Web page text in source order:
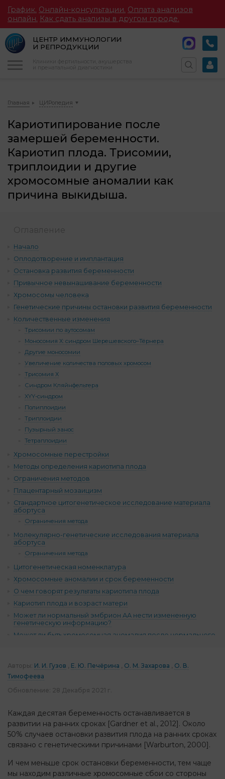
График. Онлайн-консультации. Оплата анализов
онлайн. Как сдать анализы в другом городе.
ЦЕНТР ИММУНОЛОГИИ
И РЕПРОДУКЦИИ
Клиники фертильности, акушерства
и пренатальной диагностики
Главная ЦИРопедия
Кариотипирование после
замершей беременности.
Кариотип плода. Трисомии,
триплоидии и другие
хромосомные аномалии как
причина выкидыша.
Оглавление
Начало
Оплодотворение и имплантация
Остановка развития беременности
Привычное невынашивание беременности
Хромосомы человека
Генетические причины остановки развития беременности
Количественные изменения
Трисомии по аутосомам
Моносомия Х: синдром Шерешевского–Тёрнера
Другие моносомии
Увеличение количества половых хромосом
Трисомия Х
Синдром Кляйнфельтера
XYY-синдром
Полиплоидии
Триплоидии
Пузырный занос
Тетраплоидии
Хромосомные перестройки
Методы определения кариотипа плода
Ограничения методов
Плацентарный мозаицизм
Стандартное цитогенетическое исследование материала
абортуса
Ограничения метода
Молекулярно-генетические исследования материала
абортуса
Ограничения метода
Цитогенетическая номенклатура
Хромосомные аномалии и срок беременности
О чем говорят результаты кариотипа плода
Кариотип плода и возраст матери
Может ли нормальный эмбрион АА нести измененную
генетическую информацию?
Может ли быть хромосомная аномалия после нормального
шанс!»
Комментарии (15)
Авторы: И. И. Гузов Е. Ю. Печёрина О. М. Захарова
О. В.
Тимофеева
Обновление: 28 Декабря 2021 г.
Каждая десятая беременность останавливается в
развитии на ранних сроках [Gardner et al., 2012]. Около
50% случаев остановки развития плода на ранних сроках
связано с генетическими причинами [Warburton, 2000].
И чем меньше срок остановки беременности, тем чаще
мы находим различные хромосомные сбои со стороны